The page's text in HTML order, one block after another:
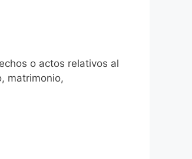
o actos relativos al
matrimonio,